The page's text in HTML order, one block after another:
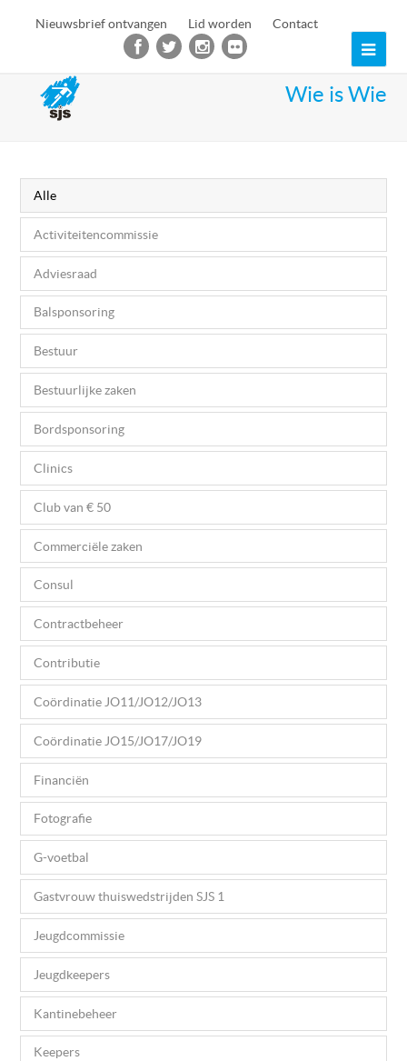
Nieuwsbrief ontvangen Lid worden Contact
Wie is Wie
Alle
Activiteitencommissie
Adviesraad
Balsponsoring
Bestuur
Bestuurlijke zaken
Bordsponsoring
Clinics
Club van € 50
Commerciële zaken
Consul
Contractbeheer
Contributie
Coördinatie JO11/JO12/JO13
Coördinatie JO15/JO17/JO19
Financiën
Fotografie
G-voetbal
Gastvrouw thuiswedstrijden SJS 1
Jeugdcommissie
Jeugdkeepers
Kantinebeheer
Keepers